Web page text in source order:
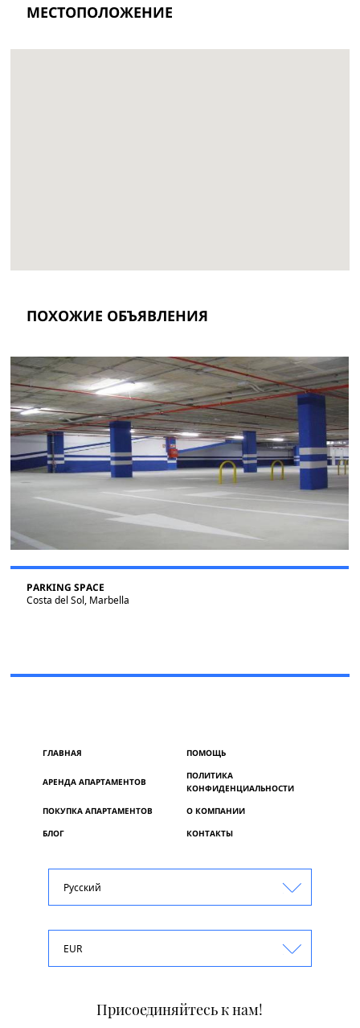
МЕСТОПОЛОЖЕНИЕ
ПОХОЖИЕ ОБЪЯВЛЕНИЯ
PARKING SPACE
Costa del Sol, Marbella
ГЛАВНАЯ ПОМОЩЬ
АРЕНДА АПАРТАМЕНТОВ
ПОЛИТИКА
КОНФИДЕНЦИАЛЬНОСТИ
ПОКУПКА АПАРТАМЕНТОВ
О КОМПАНИИ
БЛОГ
КОНТАКТЫ
Русский
EUR
Присоединяйтесь к нам!